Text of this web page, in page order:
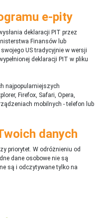
e-pity
deklaracji PIT przez
Finansów lub
US tradycyjnie w wersji
deklaracji PIT w pliku
najpopularniejszych
Firefox, Safari, Opera,
mobilnych - telefon lub
danych
priorytet. W odróżnieniu od
dane osobowe nie są
są i odczytywane tylko na